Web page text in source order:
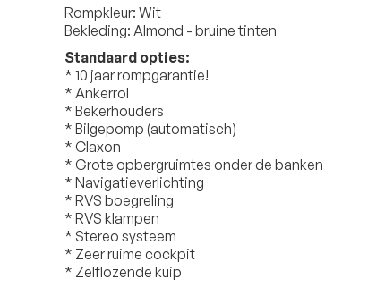
Rompkleur: Wit
Bekleding: Almond - bruine tinten
Standaard opties:
* 10 jaar rompgarantie!
* Ankerrol
* Bekerhouders
* Bilgepomp (automatisch)
* Claxon
* Grote opbergruimtes onder de banken
* Navigatieverlichting
* RVS boegreling
* RVS klampen
* Stereo systeem
* Zeer ruime cockpit
* Zelflozende kuip